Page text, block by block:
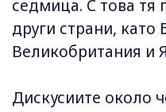
седмица. С това тя
други страни, като
Великобритания и
Дискусиите около